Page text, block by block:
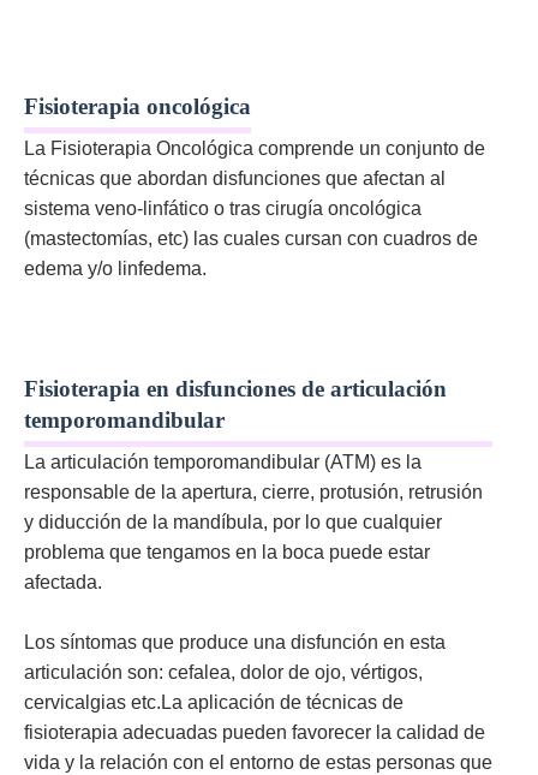
Fisioterapia oncológica
La Fisioterapia Oncológica comprende un conjunto de
técnicas que abordan disfunciones que afectan al
sistema veno-linfático o tras cirugí­a oncológica
(mastectomías, etc) las cuales cursan con cuadros de
edema y/o linfedema.
Fisioterapia en disfunciones de articulación
temporomandibular
La articulación temporomandibular (ATM) es la
responsable de la apertura, cierre, protusión, retrusión
y diducción de la mandíbula, por lo que cualquier
problema que tengamos en la boca puede estar
afectada.
Los síntomas que produce una disfunción en esta
articulación son: cefalea, dolor de ojo, vértigos,
cervicalgias etc.La aplicación de técnicas de
fisioterapia adecuadas pueden favorecer la calidad de
vida y la relación con el entorno de estas personas que